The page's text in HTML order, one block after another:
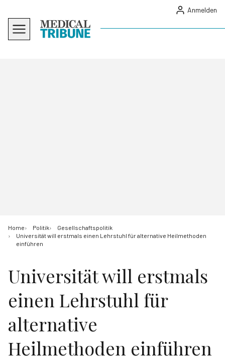
Anmelden
Home Politik
Gesellschaftspolitik
Universität will erstmals einen Lehrstuhl für alternative Heilmethoden
einführen
Universität will erstmals
einen Lehrstuhl für
alternative
Heilmethoden einführen